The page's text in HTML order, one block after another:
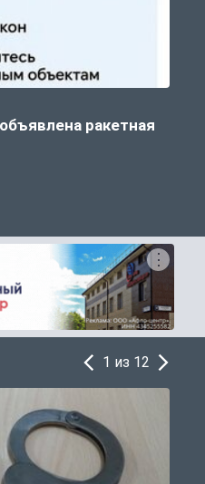
ракетная
1 из 12